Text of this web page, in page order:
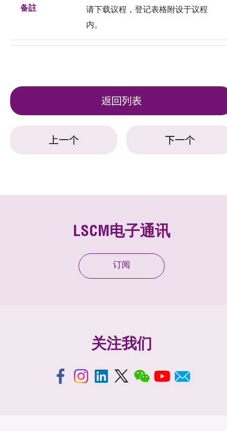
备註
请下载议程，登记表格附设于议程
内。
返回列表
上一个 下一个
LSCM电子通讯
订阅
关注我们